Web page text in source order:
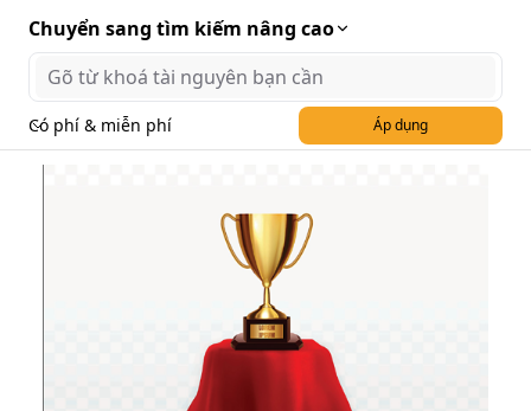
Chuyển sang tìm kiếm nâng cao
Có phí & miễn phí Áp dụng